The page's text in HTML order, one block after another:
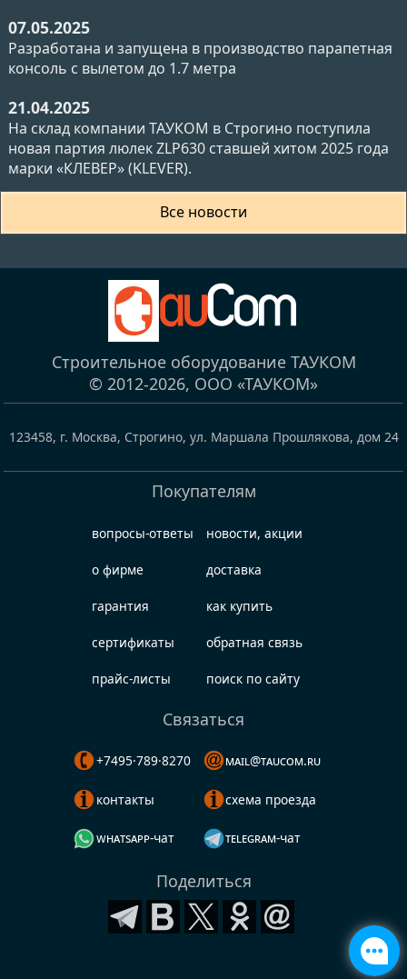
07.05.2025
Разработана и запущена в производство парапетная
консоль с вылетом до 1.7 метра
21.04.2025
На склад компании ТАУКОМ в Строгино поступила
новая партия люлек ZLP630 ставшей хитом 2025 года
марки «КЛЕВЕР» (KLEVER).
Все новости
Строительное оборудование ТАУКОМ
© 2012-2026, ООО «ТАУКОМ»
123458, г. Москва, Строгино, ул. Маршала Прошлякова, дом 24
Покупателям
вопросы-ответы
о фирме
гарантия
сертификаты
прайс-листы
новости, акции
доставка
как купить
обратная связь
поиск по сайту
Связаться
+7495·789·8270
контакты
whatsapp-чат
mail@taucom.ru
схема проезда
telegram-чат
Поделиться